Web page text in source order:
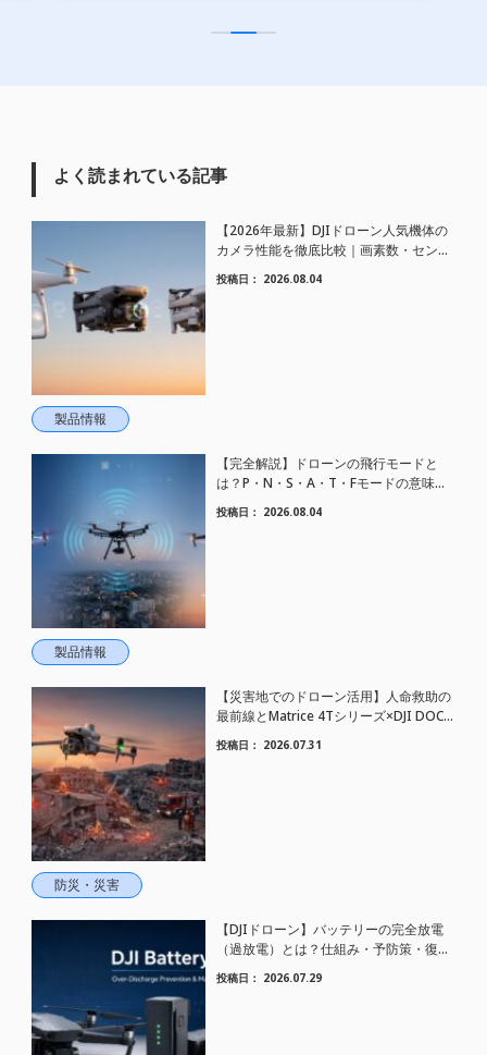
よく読まれている記事
製品情報
【2026年最新】DJIドローン人気機体の
カメラ性能を徹底比較｜画素数・センサ
ーサイズ一目でわかる完全ガイド
投稿日： 2026.08.04
製品情報
【完全解説】ドローンの飛行モードと
は？P・N・S・A・T・Fモードの意味と
使い分けを徹底解剖
投稿日： 2026.08.04
防災・災害
【災害地でのドローン活用】人命救助の
最前線とMatrice 4Tシリーズ×DJI DOCK
3による24時間監視体制
投稿日： 2026.07.31
【DJIドローン】バッテリーの完全放電
（過放電）とは？仕組み・予防策・復活
方法まで徹底解説
投稿日： 2026.07.29